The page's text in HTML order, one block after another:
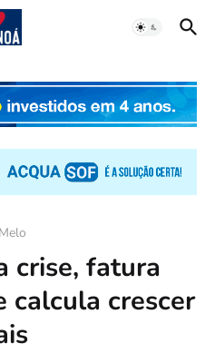
crise, fatura
calcula crescer